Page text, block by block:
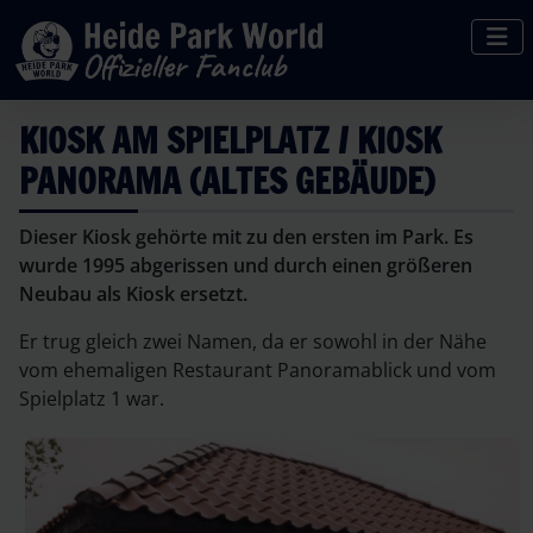
KIOSK AM SPIELPLATZ / KIOSK
PANORAMA (ALTES GEBÄUDE)
Dieser Kiosk gehörte mit zu den ersten im Park. Es
wurde 1995 abgerissen und durch einen größeren
Neubau als Kiosk ersetzt.
Er trug gleich zwei Namen, da er sowohl in der Nähe
vom ehemaligen Restaurant Panoramablick und vom
Spielplatz 1 war.